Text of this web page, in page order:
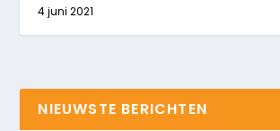
4 juni 2021
NIEUWSTE BERICHTEN